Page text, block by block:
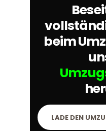
beim
LADE DEN